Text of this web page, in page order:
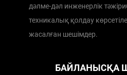
дәлме-дәл инженерлік
техникалық қолдау
жасалған шешімдер.
БАЙЛАНЫСҚА